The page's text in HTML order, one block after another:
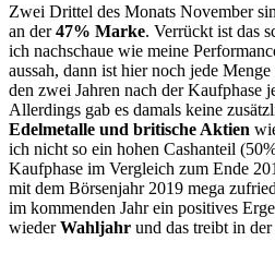
Zwei Drittel des Monats November
an der47% Marke. Verrückt ist das
ich nachschaue wie meine
aussah, dann ist hier noch jede
den zwei Jahren nach der Kaufphase
Allerdings gab es damals keine
Edelmetalle und britische Aktien
ich nicht so ein hohen Cashanteil
Kaufphase im Vergleich zum Ende
mit dem Börsenjahr 2019 mega
im kommenden Jahr ein positives
wiederWahljahr und das treibt in